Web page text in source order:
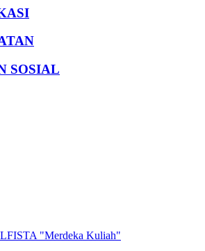
SOSIAL
"Merdeka Kuliah"